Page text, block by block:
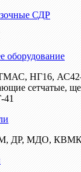
СДР
оборудование
НГ16,
сетчатые,
ДР, МДО,